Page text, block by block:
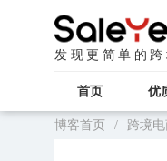
发现更简单的跨
首页 优
博客首页 / 跨境